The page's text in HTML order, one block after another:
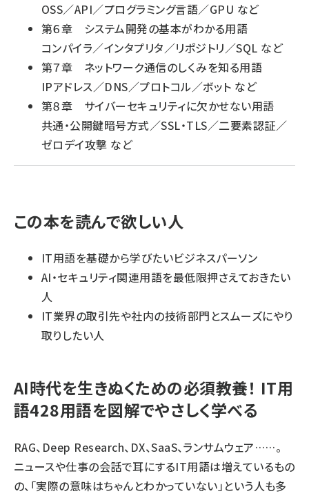
OSS／API／プログラミング言語／GPU など
第６章 システム開発の基本がわかる用語
コンパイラ／インタプリタ／リポジトリ／SQL など
第７章 ネットワーク通信のしくみを知る用語
IPアドレス／DNS／プロトコル／ボット など
第８章 サイバーセキュリティに欠かせない用語
共通・公開鍵暗号方式／SSL・TLS／二要素認証／
ゼロデイ攻撃 など
この本を読んで欲しい人
IT用語を基礎から学びたいビジネスパーソン
AI・セキュリティ関連用語を最低限押さえておきたい
人
IT業界の取引先や社内の技術部門とスムーズにやり
取りしたい人
AI時代を生きぬくための必須教養！ IT用
語428用語を図解でやさしく学べる
RAG、Deep Research、DX、SaaS、ランサムウェア……。
ニュースや仕事の会話で耳にするIT用語は増えているもの
の、「実際の意味はちゃんとわかっていない」という人も多